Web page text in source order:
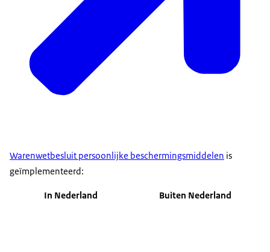
Warenwetbesluit persoonlijke beschermingsmiddelen is
geïmplementeerd:
In Nederland Buiten Nederland